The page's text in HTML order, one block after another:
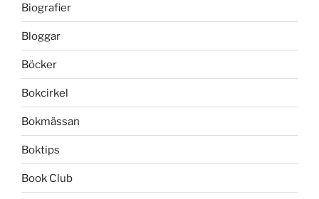
Biografier
Bloggar
Böcker
Bokcirkel
Bokmässan
Boktips
Book Club